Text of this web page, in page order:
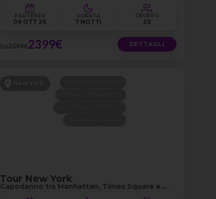
PARTENZA
06 OTT 26
DURATA
7 NOTTI
GRUPPO
20
DA2599€2399€ DETTAGLI
New York
Tour New York
Capodanno tra Manhattan, Times Square e